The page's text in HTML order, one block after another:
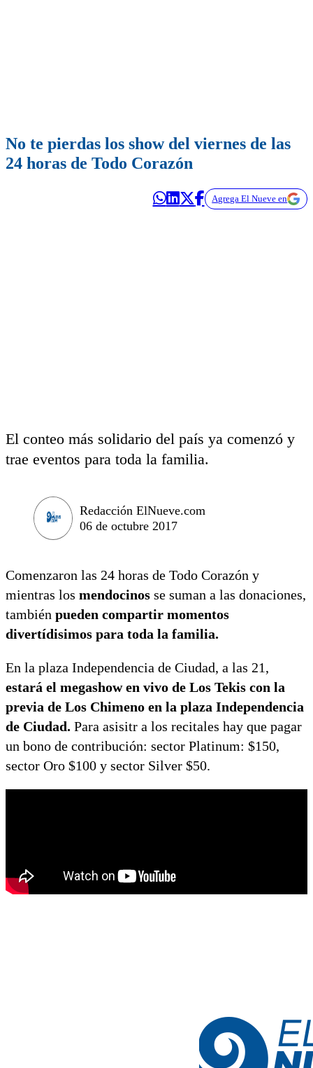
No te pierdas los show del viernes de las
24 horas de Todo Corazón
Agrega El Nueve en
El conteo más solidario del país ya comenzó y
trae eventos para toda la familia.
Redacción ElNueve.com
06 de octubre 2017
Comenzaron las 24 horas de Todo Corazón y
mientras los mendocinos se suman a las donaciones,
también pueden compartir momentos
divertídisimos para toda la familia.
En la plaza Independencia de Ciudad, a las 21,
estará el megashow en vivo de Los Tekis con la
previa de Los Chimeno en la plaza Independencia
de Ciudad. Para asisitr a los recitales hay que pagar
un bono de contribución: sector Platinum: $150,
sector Oro $100 y sector Silver $50.